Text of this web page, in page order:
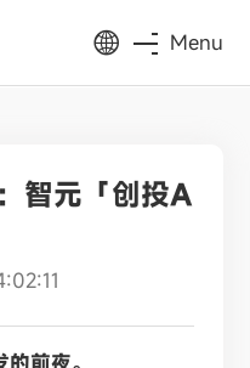
Menu
智元「创投A